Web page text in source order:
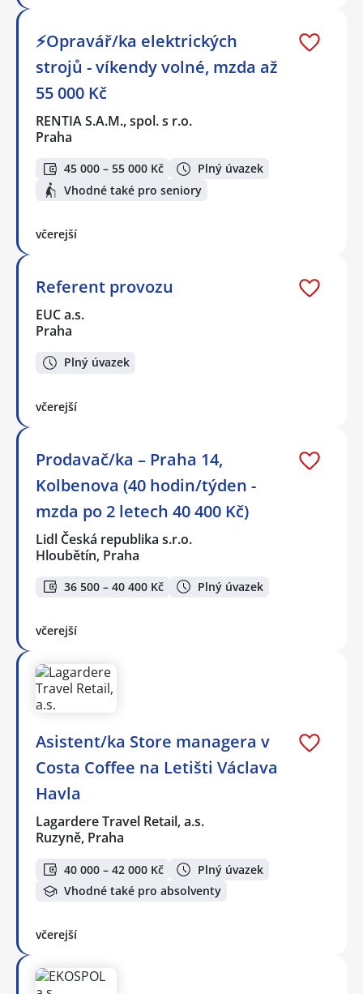
⚡Opravář/ka elektrických
strojů - víkendy volné, mzda až
55 000 Kč
RENTIA S.A.M., spol. s r.o.
Praha
45 000 – 55 000 Kč
Plný úvazek
Vhodné také pro seniory
včerejší
Referent provozu
EUC a.s.
Praha
Plný úvazek
včerejší
Prodavač/ka – Praha 14,
Kolbenova (40 hodin/týden -
mzda po 2 letech 40 400 Kč)
Lidl Česká republika s.r.o.
Hloubětín, Praha
36 500 – 40 400 Kč Plný úvazek
včerejší
Asistent/ka Store managera v
Costa Coffee na Letišti Václava
Havla
Lagardere Travel Retail, a.s.
Ruzyně, Praha
40 000 – 42 000 Kč
Plný úvazek
Vhodné také pro absolventy
včerejší